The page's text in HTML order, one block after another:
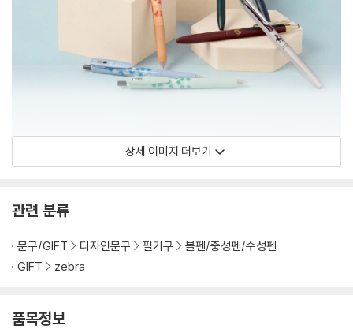
상세 이미지 더보기
관련 분류
문구/GIFT 디자인문구 필기구
볼펜/중성펜/수성펜
GIFT
zebra
품목정보